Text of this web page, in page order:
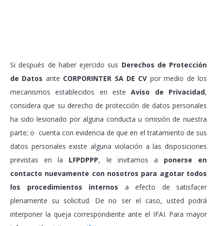
parte; o cuenta con evidencia de que en el tratamiento de sus
datos personales existe alguna violación a las disposiciones
contacto nuevamente
con nosotros para agotar todos
los procedimientos internos
plenamente su solicitud. De no ser el caso, usted podrá
interponer la queja correspondiente ante el IFAI. Para mayor
información visite: